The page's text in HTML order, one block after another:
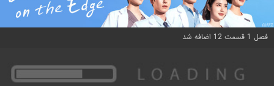
فصل 1 قسمت 12 اضافه شد